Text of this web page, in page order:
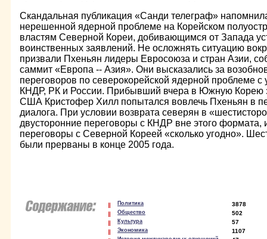
Скандальная публикация «Санди телеграф»
нерешенной ядерной проблеме на Корейском
властям Северной Кореи, добивающимся от Запада
воинственных заявлений. Не осложнять ситуацию
призвали Пхеньян лидеры Евросоюза и стран Азии,
саммит «Европа -- Азия». Они высказались за
переговоров по северокорейской ядерной проблеме
КНДР, РК и России. Прибывший вчера в Южную Корею
США Кристофер Хилл попытался вовлечь Пхеньян в
диалога. При условии возврата северян в
двусторонние переговоры с КНДР вне этого формата,
переговоры с Северной Кореей «сколько угодно».
были прерваны в конце 2005 года.
Политика 3878
Общество 502
Культура 57
Экономика 1107